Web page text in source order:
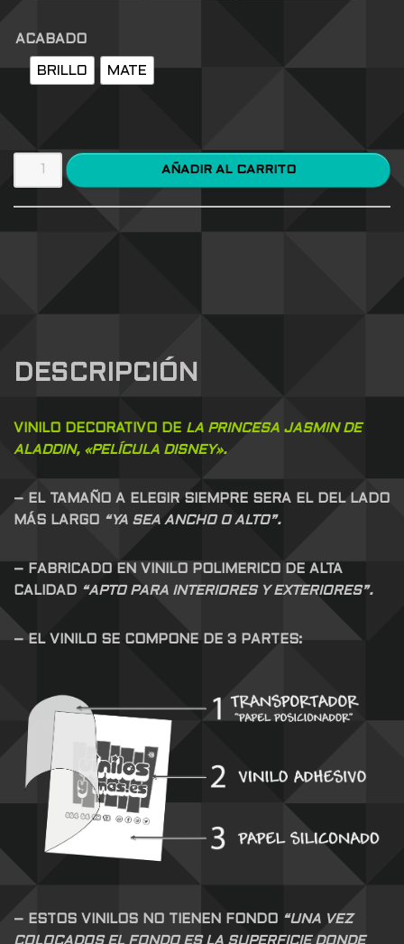
ACABADO
BRILLO MATE
AÑADIR AL CARRITO
DESCRIPCIÓN
VINILO DECORATIVO DE LA PRINCESA JASMIN DE
ALADDIN, «PELÍCULA DISNEY».
– EL TAMAÑO A ELEGIR SIEMPRE SERA EL DEL LADO
MÁS LARGO “YA SEA ANCHO O ALTO”.
– FABRICADO EN VINILO POLIMERICO DE ALTA
CALIDAD “APTO PARA INTERIORES Y EXTERIORES”.
– EL VINILO SE COMPONE DE 3 PARTES:
– ESTOS VINILOS NO TIENEN FONDO
“UNA VEZ
COLOCADOS EL FONDO ES LA SUPERFICIE DONDE